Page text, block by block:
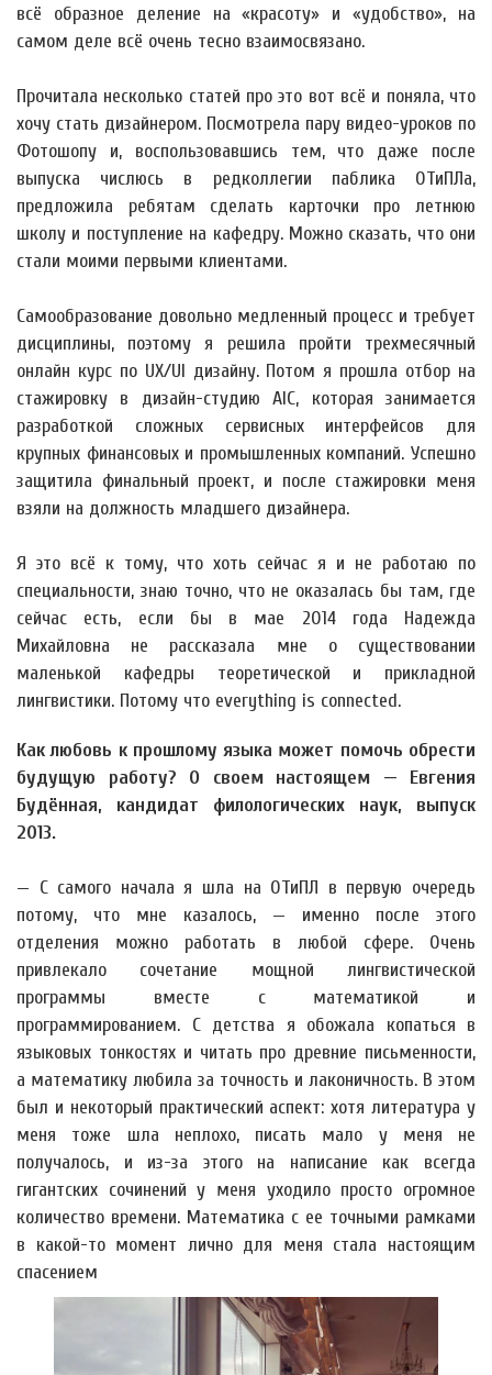
всё образное деление на «красоту» и «удобство», на
самом деле всё очень тесно взаимосвязано.
Прочитала несколько статей про это вот всё и поняла, что
хочу стать дизайнером. Посмотрела пару видео-уроков по
Фотошопу и, воспользовавшись тем, что даже после
выпуска числюсь в редколлегии паблика ОТиПЛа,
предложила ребятам сделать карточки про летнюю
школу и поступление на кафедру. Можно сказать, что они
стали моими первыми клиентами.
Самообразование довольно медленный процесс и требует
дисциплины, поэтому я решила пройти трехмесячный
онлайн курс по UX/UI дизайну. Потом я прошла отбор на
стажировку в дизайн-студию AIC, которая занимается
разработкой сложных сервисных интерфейсов для
крупных финансовых и промышленных компаний. Успешно
защитила финальный проект, и после стажировки меня
взяли на должность младшего дизайнера.
Я это всё к тому, что хоть сейчас я и не работаю по
специальности, знаю точно, что не оказалась бы там, где
сейчас есть, если бы в мае 2014 года Надежда
Михайловна не рассказала мне о существовании
маленькой кафедры теоретической и прикладной
лингвистики. Потому что everything is connected.
Как любовь к прошлому языка может помочь обрести
будущую работу? О своем настоящем — Евгения
Будённая, кандидат филологических наук, выпуск
2013.
— С самого начала я шла на ОТиПЛ в первую очередь
потому, что мне казалось, — именно после этого
отделения можно работать в любой сфере. Очень
привлекало сочетание мощной лингвистической
программы вместе с математикой и
программированием. С детства я обожала копаться в
языковых тонкостях и читать про древние письменности,
а математику любила за точность и лаконичность. В этом
был и некоторый практический аспект: хотя литература у
меня тоже шла неплохо, писать мало у меня не
получалось, и из-за этого на написание как всегда
гигантских сочинений у меня уходило просто огромное
количество времени. Математика с ее точными рамками
в какой-то момент лично для меня стала настоящим
спасением